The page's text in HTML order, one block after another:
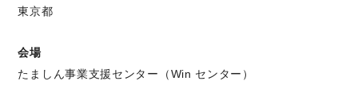
東京都
会場
たましん事業支援センター（Win センター）